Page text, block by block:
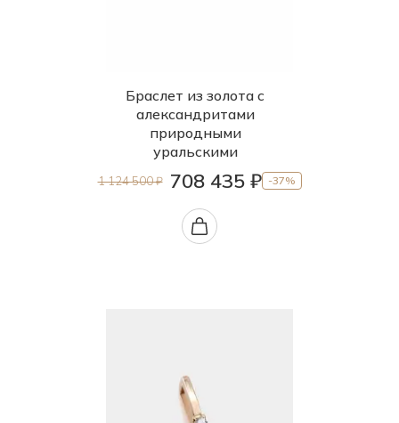
Браслет из золота с
александритами
природными
уральскими
1 124 500 ₽ 708 435 ₽ -37%